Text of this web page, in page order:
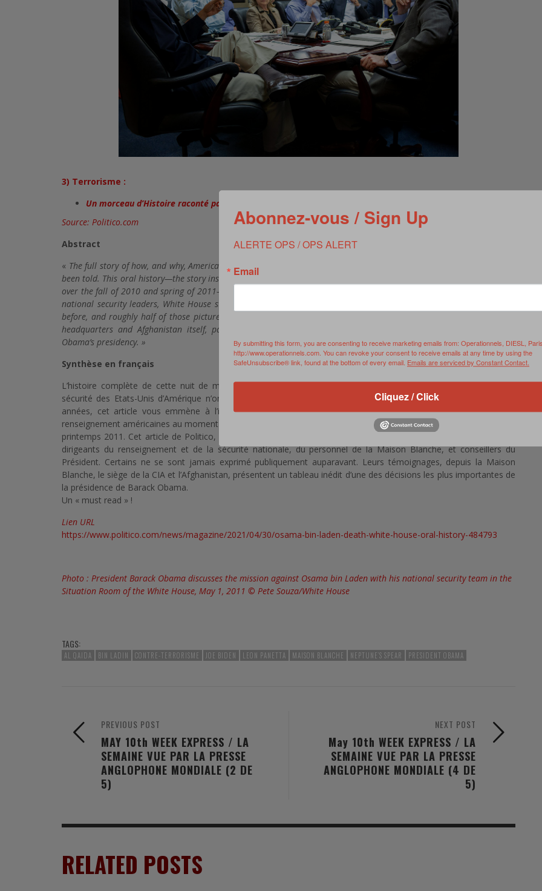
3) Terrorisme :
Un morceau d’Histoire raconté par les acteurs qui la firent: il y a 10 ans, la mort du leader D’Al Quaida
Source: Politico.com
Abstract
« The full story of how, and why, America’s top security officials decided to pull the trigger that night in May has never
been told. This oral history—the story inside the West Wing and U.S. intelligence agencies as Neptune’s Spear coalesced
over the fall of 2010 and spring of 2011—is based on extensive original interviews with nearly 30 key intelligence and
national security leaders, White House staff, and presidential aides—including some who have never spoken publicly
before, and roughly half of those pictured in Souza’s famous photograph. Their accounts, from the White House, CIA
headquarters and Afghanistan itself, paint a never-before-seen view of the most momentous decision of Barack
Obama’s presidency. »
Synthèse en français
L’histoire complète de cette nuit de mai 2011 n’a jamais été racontée en détail, les hauts responsables de la
sécurité des Etats-Unis d’Amérique n’ont jamais décrit le contexte de cette prise de décision décisive. Après 10
années, cet article vous emmène à l’intérieur de la «West Wing» de la Maison blanche et des agences de
renseignement américaines au moment où l’opération « Neptune’s Spear » a pris forme durant l’automne 2010 et le
printemps 2011. Cet article de Politico, en anglais, est basé sur des interviews uniques et exclusives auprès de 30
dirigeants du renseignement et de la sécurité nationale, du personnel de la Maison Blanche, et conseillers du
Président. Certains ne se sont jamais exprimé publiquement auparavant. Leurs témoignages, depuis la Maison
Blanche, le siège de la CIA et l’Afghanistan, présentent un tableau inédit d’une des décisions les plus importantes de
la présidence de Barack Obama.
Un « must read » !
Lien URL
https://www.politico.com/news/magazine/2021/04/30/osama-bin-laden-death-white-house-oral-history-484793
Photo : President Barack Obama discusses the mission against Osama bin Laden with his national security team in the
Situation Room of the White House, May 1, 2011 © Pete Souza/White House
TAGS:
AL QAIDA BIN LADIN CONTRE-TERRORISME JOE BIDEN LEON PANETTA MAISON BLANCHE NEPTUNE’S SPEAR PRESIDENT OBAMA
NEXT POST
May 10th WEEK EXPRESS / LA
SEMAINE VUE PAR LA PRESSE
ANGLOPHONE MONDIALE (4 DE
5)
PREVIOUS POST
MAY 10th WEEK EXPRESS / LA
SEMAINE VUE PAR LA PRESSE
ANGLOPHONE MONDIALE (2 DE
5)
RELATED POSTS
Abonnez-vous / Sign Up
ALERTE OPS / OPS ALERT
Email
By submitting this form, you are consenting to receive marketing emails from: Operationnels, DIESL,
http://www.operationnels.com. You can revoke your consent to receive emails at any time by using the
SafeUnsubscribe® link, found at the bottom of every email. Emails are serviced by Constant Contact.
Cliquez / Click